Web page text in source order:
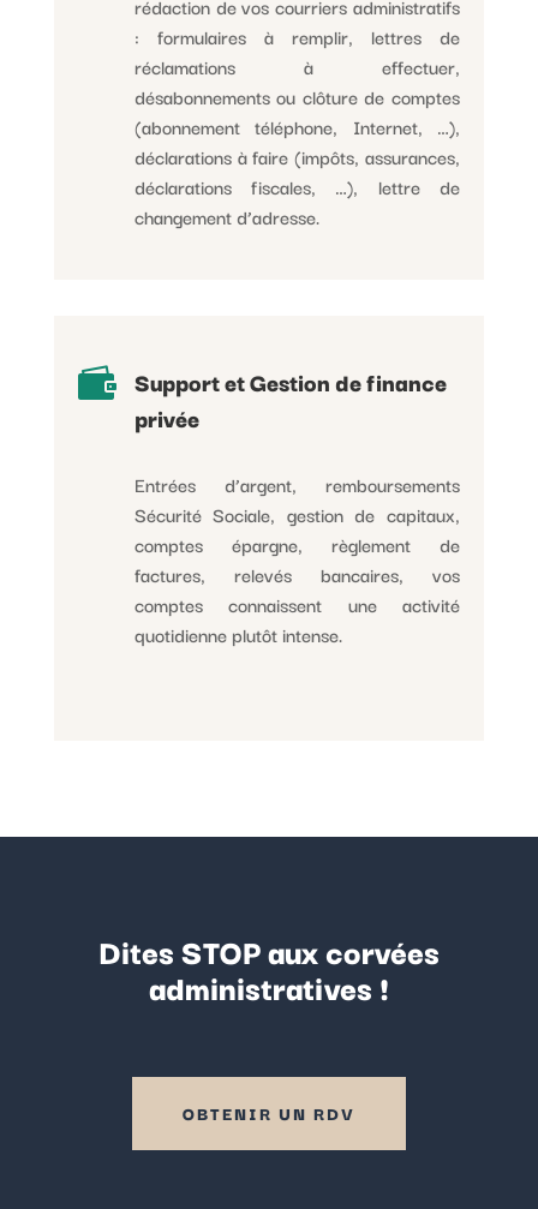
rédaction de vos courriers administratifs
: formulaires à remplir, lettres de
réclamations à effectuer,
désabonnements ou clôture de comptes
(abonnement téléphone, Internet, …),
déclarations à faire (impôts, assurances,
déclarations fiscales, …), lettre de
changement d’adresse.
 Support et Gestion de finance
privée
Entrées d’argent, remboursements
Sécurité Sociale, gestion de capitaux,
comptes épargne, règlement de
factures, relevés bancaires, vos
comptes connaissent une activité
quotidienne plutôt intense.
Dites STOP aux corvées
administratives !
OBTENIR UN RDV